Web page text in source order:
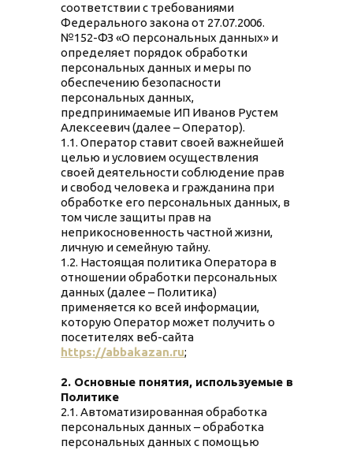
соответствии с требованиями
Федерального закона от 27.07.2006.
№152-ФЗ «О персональных данных» и
определяет порядок обработки
персональных данных и меры по
обеспечению безопасности
персональных данных,
предпринимаемые ИП Иванов Рустем
Алексеевич (далее – Оператор).
1.1. Оператор ставит своей важнейшей
целью и условием осуществления
своей деятельности соблюдение прав
и свобод человека и гражданина при
обработке его персональных данных, в
том числе защиты прав на
неприкосновенность частной жизни,
личную и семейную тайну.
1.2. Настоящая политика Оператора в
отношении обработки персональных
данных (далее – Политика)
применяется ко всей информации,
которую Оператор может получить о
посетителях веб-сайта
https://abbakazan.ru;
2. Основные понятия, используемые в
Политике
2.1. Автоматизированная обработка
персональных данных – обработка
персональных данных с помощью